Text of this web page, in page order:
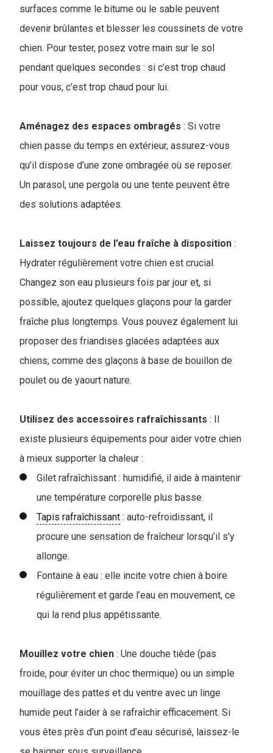
surfaces comme le bitume ou le sable peuvent
devenir brûlantes et blesser les coussinets de votre
chien. Pour tester, posez votre main sur le sol
pendant quelques secondes : si c’est trop chaud
pour vous, c’est trop chaud pour lui.
Aménagez des espaces ombragés : Si votre
chien passe du temps en extérieur, assurez-vous
qu’il dispose d’une zone ombragée où se reposer.
Un parasol, une pergola ou une tente peuvent être
des solutions adaptées.
Laissez toujours de l’eau fraîche à disposition :
Hydrater régulièrement votre chien est crucial.
Changez son eau plusieurs fois par jour et, si
possible, ajoutez quelques glaçons pour la garder
fraîche plus longtemps. Vous pouvez également lui
proposer des friandises glacées adaptées aux
chiens, comme des glaçons à base de bouillon de
poulet ou de yaourt nature.
Utilisez des accessoires rafraîchissants : Il
existe plusieurs équipements pour aider votre chien
à mieux supporter la chaleur :
Gilet rafraîchissant : humidifié, il aide à maintenir
une température corporelle plus basse.
Tapis rafraîchissant : auto-refroidissant, il
procure une sensation de fraîcheur lorsqu’il s’y
allonge.
Fontaine à eau : elle incite votre chien à boire
régulièrement et garde l’eau en mouvement, ce
qui la rend plus appétissante.
Mouillez votre chien : Une douche tiède (pas
froide, pour éviter un choc thermique) ou un simple
mouillage des pattes et du ventre avec un linge
humide peut l’aider à se rafraîchir efficacement. Si
vous êtes près d’un point d’eau sécurisé, laissez-le